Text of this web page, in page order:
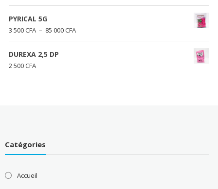
de
500 CFA
PYRICAL 5G
3 500CFA – 85 000CFAPlage
de
DUREXA 2,5 DP
2 500CFA
Catégories
Accueil